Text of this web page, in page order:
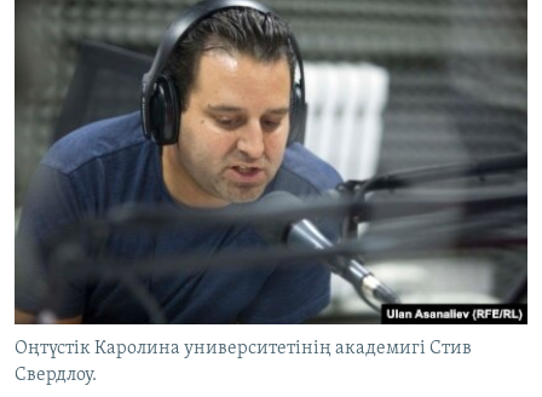
Оңтүстік Каролина университетінің академигі Стив
Свердлоу.